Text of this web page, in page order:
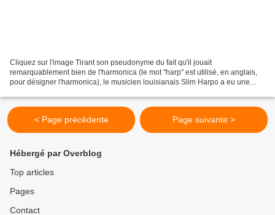
Cliquez sur l'image Tirant son pseudonyme du fait qu'il jouait
remarquablement bien de l'harmonica (le mot "harp" est utilisé, en anglais,
pour désigner l'harmonica), le musicien louisianais Slim Harpo a eu une
< Page précédente Page suivante >
Hébergé par Overblog
Top articles
Pages
Contact